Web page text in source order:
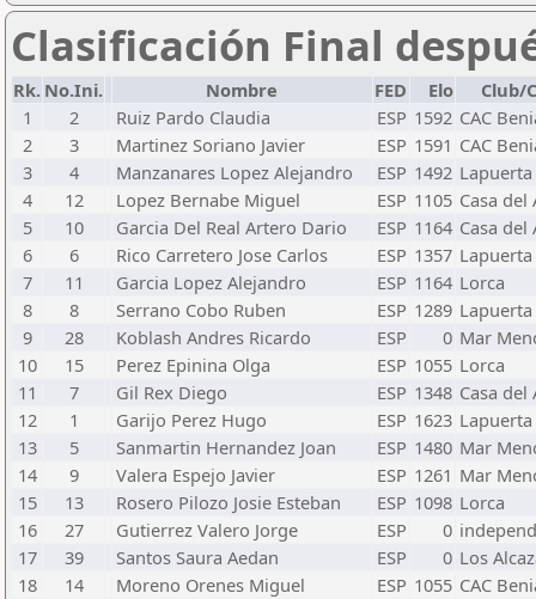
Clasificación Final
Rk. No.Ini. Nombre FED Elo
Club/
1
2 Ruiz Pardo Claudia ESP 1592 CAC
2
3 Martinez Soriano Javier ESP 1591 CAC
3
4 Manzanares Lopez Alejandro ESP 1492 Lapuerta
4
12 Lopez Bernabe Miguel ESP 1105 Casa del
5
10 Garcia Del Real Artero Dario ESP 1164 Casa del
6
6 Rico Carretero Jose Carlos ESP 1357 Lapuerta
7
11 Garcia Lopez Alejandro ESP 1164 Lorca
8
8 Serrano Cobo Ruben ESP 1289 Lapuerta
9
28 Koblash Andres Ricardo ESP 0 Mar
10
15 Perez Epinina Olga ESP 1055 Lorca
11
7 Gil Rex Diego ESP 1348 Casa del
12
1 Garijo Perez Hugo ESP 1623 Lapuerta
13
5 Sanmartin Hernandez Joan ESP 1480 Mar
14
9 Valera Espejo Javier ESP 1261 Mar
15
13 Rosero Pilozo Josie Esteban ESP 1098 Lorca
16
27 Gutierrez Valero Jorge ESP 0 independ
17
39 Santos Saura Aedan ESP 0 Los
18
14 Moreno Orenes Miguel ESP 1055 CAC